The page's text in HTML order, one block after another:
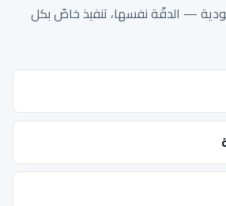
— الدقّة نفسها، تنفيذ خاصّ بكل